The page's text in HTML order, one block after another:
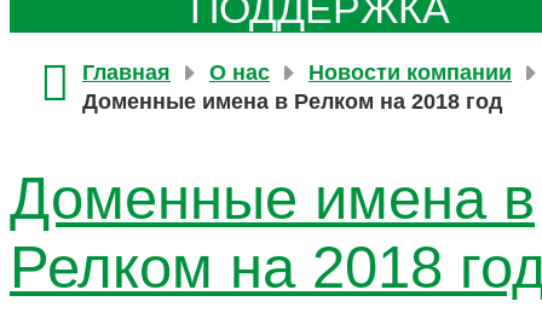
Главная О нас
Новости компании
Доменные имена в Релком на 2018 год
Доменные имена в
Релком на 2018